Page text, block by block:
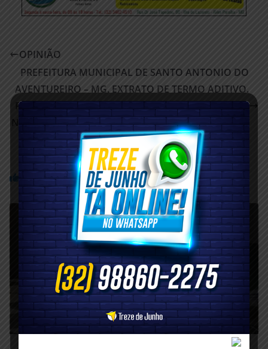
OPINIÃO
PREFEITURA MUNICIPAL DE SANTO ANTONIO DO
AVENTUREIRO – MG. EXTRATO DE TERMO ADITIVO.
Processo Licitatório Nº 092/2024. Pregão Presencial
Nº 031/2024. Termo Aditivo 012TA01/2025 (1º Termo
Aditivo ao Contrato 012/2025).
Você pode gostar também